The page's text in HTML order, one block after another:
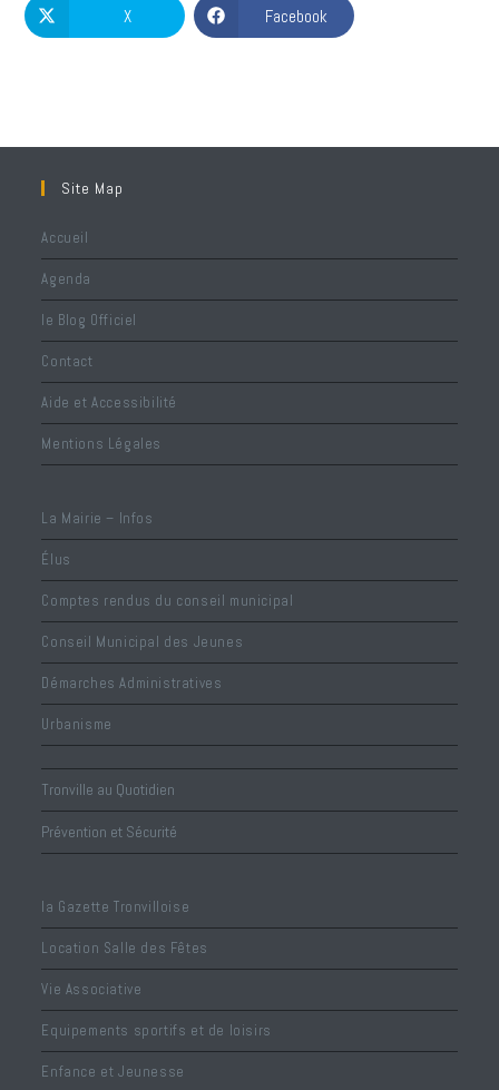
X Facebook
Site Map
Accueil
Agenda
le Blog Officiel
Contact
Aide et Accessibilité
Mentions Légales
La Mairie – Infos
Élus
Comptes rendus du conseil municipal
Conseil Municipal des Jeunes
Démarches Administratives
Urbanisme
Tronville au Quotidien
Prévention et Sécurité
la Gazette Tronvilloise
Location Salle des Fêtes
Vie Associative
Equipements sportifs et de loisirs
Enfance et Jeunesse